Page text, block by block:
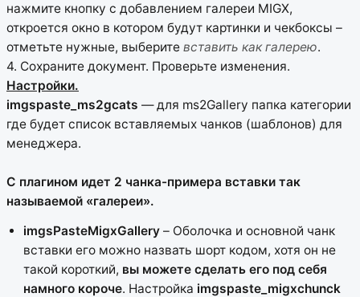
нажмите кнопку с добавлением галереи MIGX,
откроется окно в котором будут картинки и чекбоксы –
отметьте нужные, выберите вставить как галерею.
4. Сохраните документ. Проверьте изменения.
Настройки.
imgspaste_ms2gcats — для ms2Gallery папка категории
где будет список вставляемых чанков (шаблонов) для
менеджера.
С плагином идет 2 чанка-примера вставки так
называемой «галереи».
imgsPasteMigxGallery– Оболочка и основной чанк
вставки его можно назвать шорт кодом, хотя он не
такой короткий, вы можете сделать его под себя
намного короче. Настройка imgspaste_migxchunck